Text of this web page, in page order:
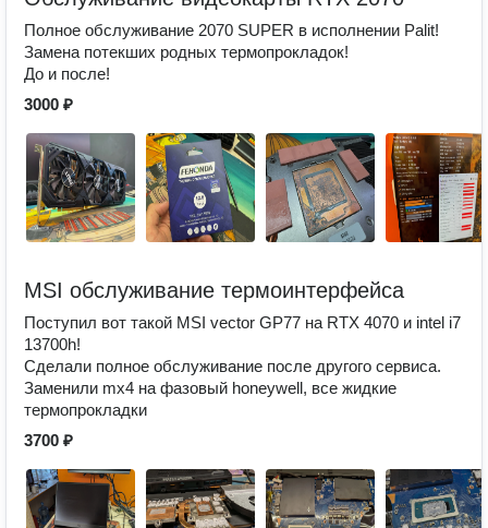
Полное обслуживание 2070 SUPER в исполнении Palit!
Замена потекших родных термопрокладок!
До и после!
3000 ₽
MSI обслуживание термоинтерфейса
Поступил вот такой MSI vector GP77 на RTX 4070 и intel i7
13700h!
Сделали полное обслуживание после другого сервиса.
Заменили mx4 на фазовый honeywell, все жидкие
термопрокладки
3700 ₽